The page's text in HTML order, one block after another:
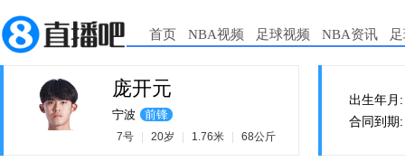
首页 NBA视频 足球视频 NBA资讯
庞开元
宁波 前锋
7号 20岁 1.76米 68公斤
出生年月
合同到期